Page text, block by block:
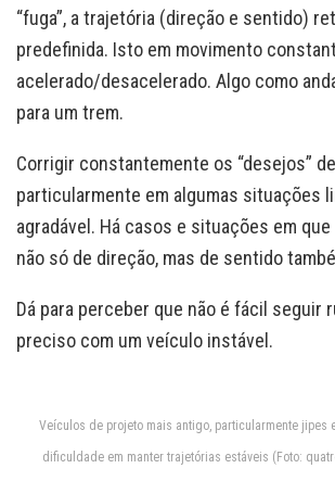
“fuga”, a trajetória (direção e sentido)
predefinida. Isto em movimento
acelerado/desacelerado. Algo como
para um trem.
Corrigir constantemente os “desejos”
particularmente em algumas situações
agradável. Há casos e situações em
não só de direção, mas de sentido
Dá para perceber que não é fácil seguir
preciso com um veículo instável.
Veículos de projeto mais antigo, particularmente jipes
dificuldade em manter trajetórias estáveis (Foto: